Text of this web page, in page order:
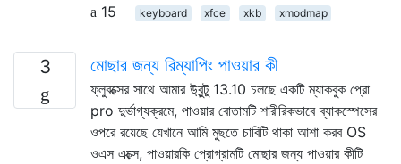
15
keyboard xfce xkb xmodmap
3 মোছার জন্য রিম্যাপিং পাওয়ার কী
ফ্লুবক্সের সাথে আমার উবুন্টু 13.10 চলছে একটি ম্যাকবুক প্রো
pro দুর্ভাগ্যক্রমে, পাওয়ার বোতামটি শারীরিকভাবে ব্যাকস্পেসের
ওপরে রয়েছে যেখানে আমি মুছতে চাবিটি থাকা আশা করব OS
ওএস এক্সে, পাওয়ারকি প্রোগ্রামটি মোছার জন্য পাওয়ার কীটি